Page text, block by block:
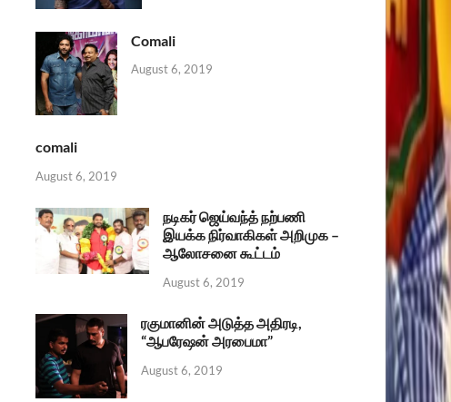
Comali
August 6, 2019
comali
August 6, 2019
நடிகர் ஜெய்வந்த் நற்பணி
இயக்க நிர்வாகிகள் அறிமுக –
ஆலோசனை கூட்டம்
August 6, 2019
ரகுமானின் அடுத்த அதிரடி,
“ஆபரேஷன் அரபைமா”
August 6, 2019